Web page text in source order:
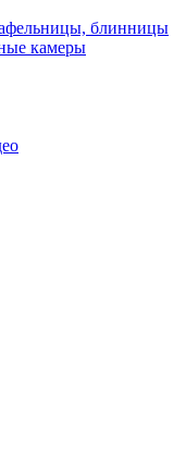
блинницы
камеры